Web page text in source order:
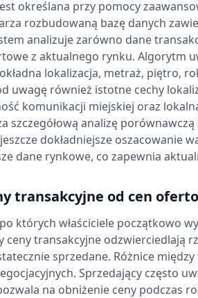
określana przy pomocy
rozbudowaną bazę danych
analizuje zarówno dane
z aktualnego rynku. Algorytm
lokalizacja, metraż, piętro,
uwagę również istotne cechy
komunikacji miejskiej oraz
szczegółową analizę
dokładniejsze oszacowanie
dane rynkowe, co zapewnia
transakcyjne od cen
których właściciele początkowo
ceny transakcyjne odzwierciedlają
sprzedane. Różnice
Sprzedający często
na obniżenie ceny podczas